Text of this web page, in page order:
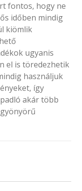
fontos, hogy ne
időben mindig
kiömlik
ugyanis
el is töredezhetik
használjuk
így
akár több